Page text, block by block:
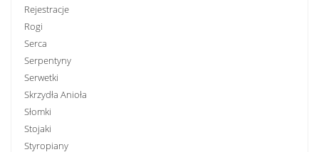
Rejestracje
Rogi
Serca
Serpentyny
Serwetki
Skrzydła Anioła
Słomki
Stojaki
Styropiany